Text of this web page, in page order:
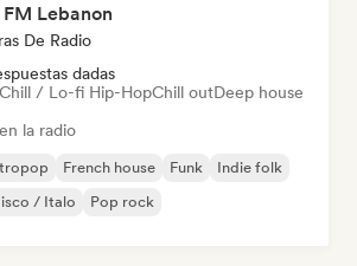
Lebanon
De Radio
dadas
Chill / Lo-fi Hip-HopChill outDeep house
la radio
French house Funk
Indie folk
/ Italo Pop rock